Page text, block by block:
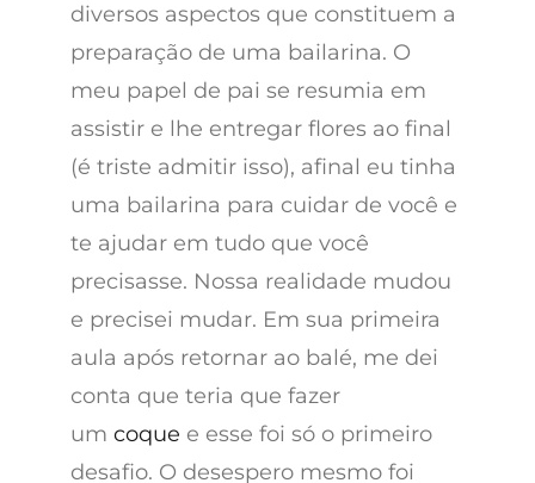
diversos aspectos que constituem a
preparação de uma bailarina. O
meu papel de pai se resumia em
assistir e lhe entregar flores ao final
(é triste admitir isso), afinal eu tinha
uma bailarina para cuidar de você e
te ajudar em tudo que você
precisasse. Nossa realidade mudou
e precisei mudar. Em sua primeira
aula após retornar ao balé, me dei
conta que teria que fazer
um coque e esse foi só o primeiro
desafio. O desespero mesmo foi